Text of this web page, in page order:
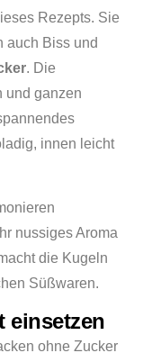
Rezepts. Sie
auch Biss und
. Die
und ganzen
innen leicht
nussiges Aroma
die Kugeln
Süßwaren.
einsetzen
ohne Zucker